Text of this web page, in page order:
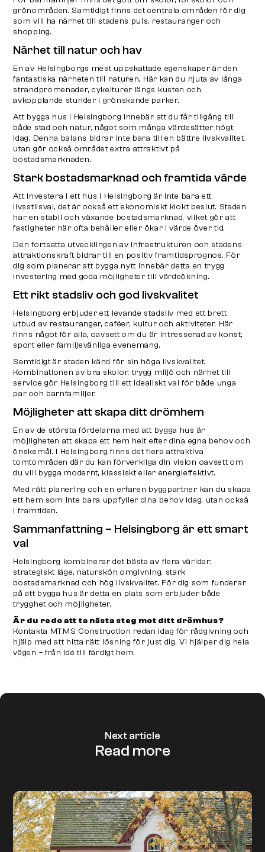
grönområden. Samtidigt finns det centrala områden för dig
som vill ha närhet till stadens puls, restauranger och
shopping.
Närhet till natur och hav
En av Helsingborgs mest uppskattade egenskaper är den
fantastiska närheten till naturen. Här kan du njuta av långa
strandpromenader, cykelturer längs kusten och
avkopplande stunder i grönskande parker.
Att bygga hus i Helsingborg innebär att du får tillgång till
både stad och natur, något som många värdesätter högt
idag. Denna balans bidrar inte bara till en bättre livskvalitet,
utan gör också området extra attraktivt på
bostadsmarknaden.
Stark bostadsmarknad och framtida värde
Att investera i ett hus i Helsingborg är inte bara ett
livsstilsval, det är också ett ekonomiskt klokt beslut. Staden
har en stabil och växande bostadsmarknad, vilket gör att
fastigheter här ofta behåller eller ökar i värde över tid.
Den fortsatta utvecklingen av infrastrukturen och stadens
attraktionskraft bidrar till en positiv framtidsprognos. För
dig som planerar att bygga nytt innebär detta en trygg
investering med goda möjligheter till värdeökning.
Ett rikt stadsliv och god livskvalitet
Helsingborg erbjuder ett levande stadsliv med ett brett
utbud av restauranger, caféer, kultur och aktiviteter. Här
finns något för alla, oavsett om du är intresserad av konst,
sport eller familjevänliga evenemang.
Samtidigt är staden känd för sin höga livskvalitet.
Kombinationen av bra skolor, trygg miljö och närhet till
service gör Helsingborg till ett idealiskt val för både unga
par och barnfamiljer.
Möjligheter att skapa ditt drömhem
En av de största fördelarna med att bygga hus är
möjligheten att skapa ett hem helt efter dina egna behov och
önskemål. I Helsingborg finns det flera attraktiva
tomtområden där du kan förverkliga din vision oavsett om
du vill bygga modernt, klassiskt eller energieffektivt.
Med rätt planering och en erfaren byggpartner kan du skapa
ett hem som inte bara uppfyller dina behov idag, utan också
i framtiden.
Sammanfattning – Helsingborg är ett smart
val
Helsingborg kombinerar det bästa av flera världar:
strategiskt läge, naturskön omgivning, stark
bostadsmarknad och hög livskvalitet. För dig som funderar
på att bygga hus är detta en plats som erbjuder både
trygghet och möjligheter.
Är du redo att ta nästa steg mot ditt drömhus?
Kontakta MTMS Construction redan idag för rådgivning och
hjälp med att hitta rätt lösning för just dig. Vi hjälper dig hela
vägen – från idé till färdigt hem.
Next article
Read more